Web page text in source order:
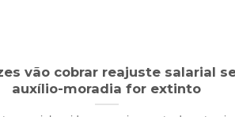
vão cobrar reajuste salarial
auxílio-moradia for extinto